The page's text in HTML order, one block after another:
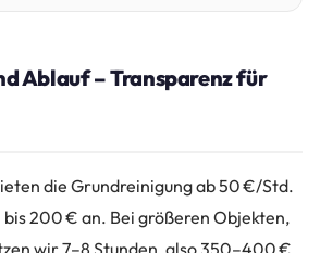
Ablauf – Transparenz für
die Grundreinigung ab 50 €/Std.
200 € an. Bei größeren Objekten,
wir 7–8 Stunden, also 350–400 €.